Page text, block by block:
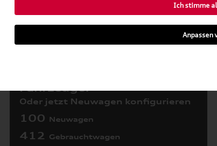
Zurück zur Startseite
Fahrzeuge:
Oder jetzt Neuwagen konfigurieren
100 Neuwagen
412 Gebrauchtwagen
Ich stimme
Anpassen